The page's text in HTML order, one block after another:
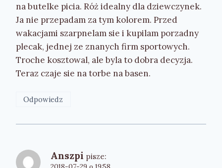
na butelke picia. Róż idealny dla dziewczynek.
Ja nie przepadam za tym kolorem. Przed
wakacjami szarpnelam sie i kupilam porzadny
plecak, jednej ze znanych firm sportowych.
Troche kosztowal, ale byla to dobra decyzja.
Teraz czaje sie na torbe na basen.
Odpowiedz
Anszpi pisze: